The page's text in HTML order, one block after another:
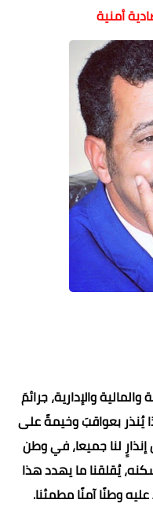
أمنية
والإدارية، جرائمَ
يُنذر بعواقبَ وخيمةً على
لنا جميعا، في وطن
يُقلقنا ما يهدد هذا
وطنًا آمنًا مطمئنا.